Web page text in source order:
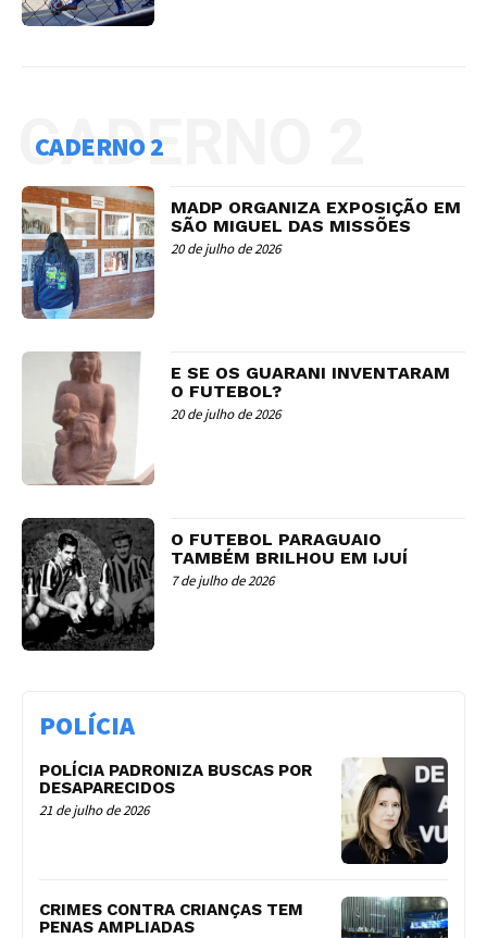
CADERNO 2
CADERNO 2
MADP ORGANIZA EXPOSIÇÃO EM
SÃO MIGUEL DAS MISSÕES
20 de julho de 2026
E SE OS GUARANI INVENTARAM
O FUTEBOL?
20 de julho de 2026
O FUTEBOL PARAGUAIO
TAMBÉM BRILHOU EM IJUÍ
7 de julho de 2026
POLÍCIA
POLÍCIA PADRONIZA BUSCAS POR
DESAPARECIDOS
21 de julho de 2026
CRIMES CONTRA CRIANÇAS TEM
PENAS AMPLIADAS